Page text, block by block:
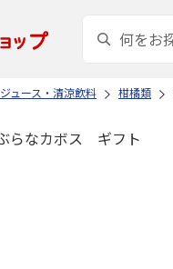
ジュース・清涼飲料 柑橘類